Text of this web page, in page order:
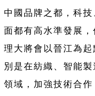
中國品牌之都，科
面都有高水準發展，
理大將會以晉江為
別是在紡織、智能
領域，加強技術合作